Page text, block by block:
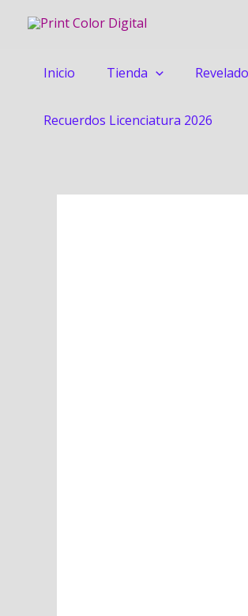
Inicio
Tienda
Recuerdos Licenciatura 2026